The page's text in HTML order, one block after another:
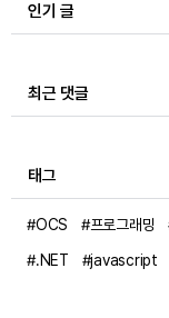
인기 글
최근 댓글
태그
#OCS #프로그래밍
#.NET
#javascript